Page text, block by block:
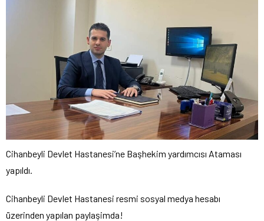
Cihanbeyli Devlet Hastanesi’ne Başhekim yardımcısı Ataması
yapıldı.
Cihanbeyli Devlet Hastanesi resmi sosyal medya hesabı
üzerinden yapılan paylaşimda!